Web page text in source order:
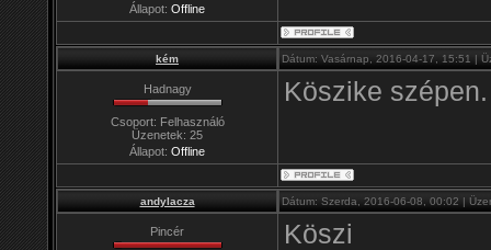
Állapot: Offline
kém Dátum: Vasárnap, 2016-04-17, 15:51 |
Hadnagy
Csoport: Felhasználó
Üzenetek: 25
Állapot: Offline
Köszike szépen.
andylacza Dátum: Szerda, 2016-06-08, 00:02 |
Pincér Köszi